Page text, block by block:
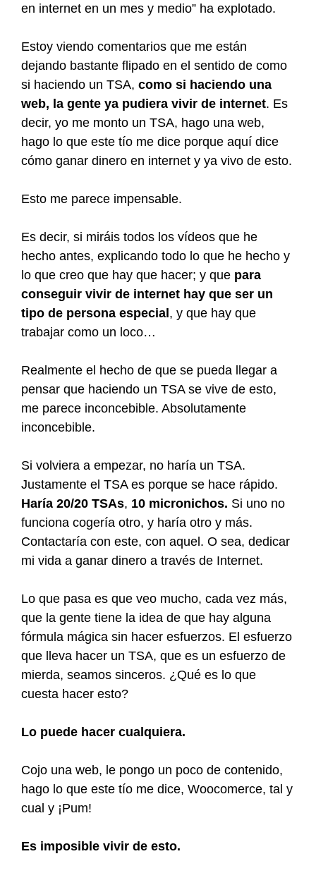
en internet en un mes y medio” ha explotado.
Estoy viendo comentarios que me están
dejando bastante flipado en el sentido de como
si haciendo un TSA, como si haciendo una
web, la gente ya pudiera vivir de internet. Es
decir, yo me monto un TSA, hago una web,
hago lo que este tío me dice porque aquí dice
cómo ganar dinero en internet y ya vivo de esto.
Esto me parece impensable.
Es decir, si miráis todos los vídeos que he
hecho antes, explicando todo lo que he hecho y
lo que creo que hay que hacer; y que para
conseguir vivir de internet hay que ser un
tipo de persona especial, y que hay que
trabajar como un loco…
Realmente el hecho de que se pueda llegar a
pensar que haciendo un TSA se vive de esto,
me parece inconcebible. Absolutamente
inconcebible.
Si volviera a empezar, no haría un TSA.
Justamente el TSA es porque se hace rápido.
Haría 20/20 TSAs, 10 micronichos. Si uno no
funciona cogería otro, y haría otro y más.
Contactaría con este, con aquel. O sea, dedicar
mi vida a ganar dinero a través de Internet.
Lo que pasa es que veo mucho, cada vez más,
que la gente tiene la idea de que hay alguna
fórmula mágica sin hacer esfuerzos. El esfuerzo
que lleva hacer un TSA, que es un esfuerzo de
mierda, seamos sinceros. ¿Qué es lo que
cuesta hacer esto?
Lo puede hacer cualquiera.
Cojo una web, le pongo un poco de contenido,
hago lo que este tío me dice, Woocomerce, tal y
cual y ¡Pum!
Es imposible vivir de esto.